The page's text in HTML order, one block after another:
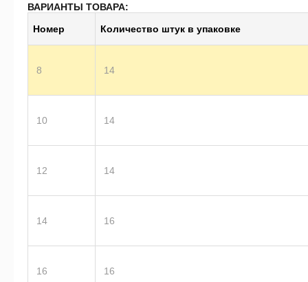
ВАРИАНТЫ ТОВАРА:
Номер
Ко­ли­че­ство штук в упа­ков­ке
8 14
10 14
12 14
14 16
16 16